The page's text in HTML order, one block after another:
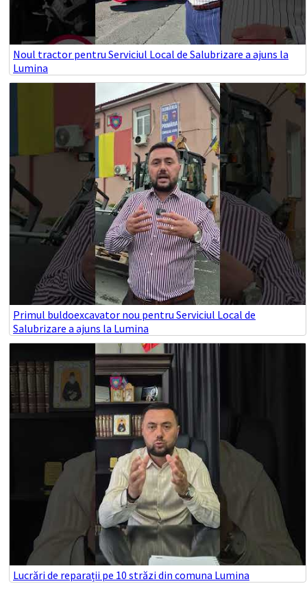
Noul tractor pentru Serviciul Local de Salubrizare a ajuns la
Lumina
Primul buldoexcavator nou pentru Serviciul Local de
Salubrizare a ajuns la Lumina
Lucrări de reparații pe 10 străzi din comuna Lumina